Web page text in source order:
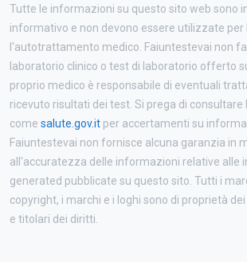
Tutte le informazioni su questo sito web sono
informativo e non devono essere utilizzate per
l'autotrattamento medico. Faiuntestevai non
laboratorio clinico o test di laboratorio offerto
proprio medico è responsabile di eventuali
ricevuto risultati dei test. Si prega di consultare
come salute.gov.it per accertamenti su
Faiuntestevai non fornisce alcuna garanzia in
all'accuratezza delle informazioni relative alle
generated pubblicate su questo sito. Tutti i
copyright, i marchi e i loghi sono di proprietà
e titolari dei diritti.